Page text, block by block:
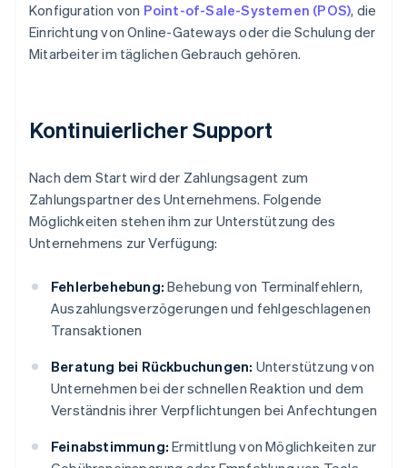
Konfiguration von Point-of-Sale-Systemen (POS), die
Einrichtung von Online-Gateways oder die Schulung der
Mitarbeiter im täglichen Gebrauch gehören.
Kontinuierlicher Support
Nach dem Start wird der Zahlungsagent zum
Zahlungspartner des Unternehmens. Folgende
Möglichkeiten stehen ihm zur Unterstützung des
Unternehmens zur Verfügung:
Fehlerbehebung: Behebung von Terminalfehlern,
Auszahlungsverzögerungen und fehlgeschlagenen
Transaktionen
Beratung bei Rückbuchungen: Unterstützung von
Unternehmen bei der schnellen Reaktion und dem
Verständnis ihrer Verpflichtungen bei Anfechtungen
Feinabstimmung: Ermittlung von Möglichkeiten zur